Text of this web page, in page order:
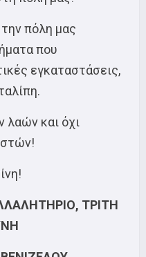
πόλη μας
που
εγκαταστάσεις,
λαών και όχι
ΤΡΙΤΗ